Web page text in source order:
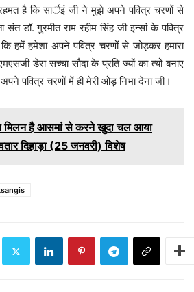
है कि सार्इं जी ने मुझे अपने पवित्र चरणों से
डॉ. गुरमीत राम रहीम सिंह जी इन्सां के पवित्र
कि हमें हमेशा अपने पवित्र चरणों से जोड़कर हमारा
डेरा सच्चा सौदा के प्रति ज्यों का त्यों बनाए
पवित्र चरणों में ही मेरी ओड़ निभा देना जी।
मिलन है आसमां से करने खुदा चल आया
दिहाड़ा (25 जनवरी) विशेष